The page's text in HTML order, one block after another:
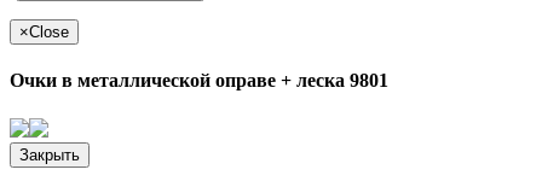
×Close
Очки в металлической оправе + леска 9801
Закрыть